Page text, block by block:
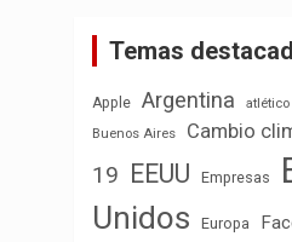
Temas
Apple Argentina
Buenos Aires
Cambio
19
EEUU Empresas
Unidos
Europa